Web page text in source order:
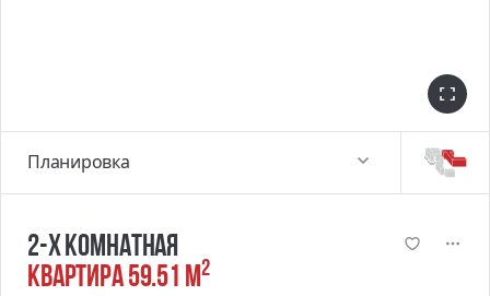
2-х комнатная
квартира 59.51 м2
Планировка